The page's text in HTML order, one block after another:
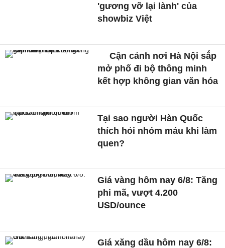
'gương vỡ lại lành' của
showbiz Việt
Cận cảnh nơi Hà Nội sắp
mở phố đi bộ thông minh
kết hợp không gian văn hóa
Tại sao người Hàn Quốc
thích hỏi nhóm máu khi làm
quen?
Giá vàng hôm nay 6/8: Tăng
phi mã, vượt 4.200
USD/ounce
Giá xăng dầu hôm nay 6/8: